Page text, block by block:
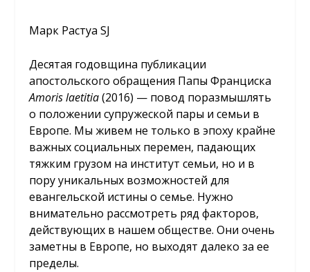
Марк Растуа SJ
Десятая годовщина публикации
апостольского обращения Папы Франциска
Amoris laetitia(2016) — повод поразмышлять
о положении супружеской пары и семьи в
Европе. Мы живем не только в эпоху крайне
важных социальных перемен, падающих
тяжким грузом на институт семьи, но и в
пору уникальных возможностей для
евангельской истины о семье. Нужно
внимательно рассмотреть ряд факторов,
действующих в нашем обществе. Они очень
заметны в Европе, но выходят далеко за ее
пределы.